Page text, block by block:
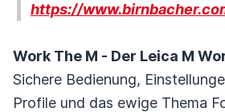
https://
Work The M - Der Leica M
Sichere Bedienung,
Profile und das ewige Thema